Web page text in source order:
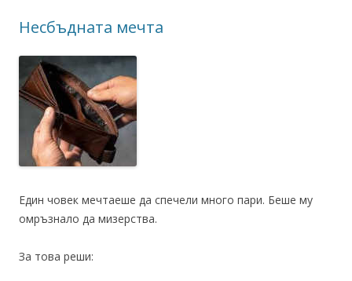
Несбъдната мечта
Един човек мечтаеше да спечели много пари. Беше му
омръзнало да мизерства.
За това реши: